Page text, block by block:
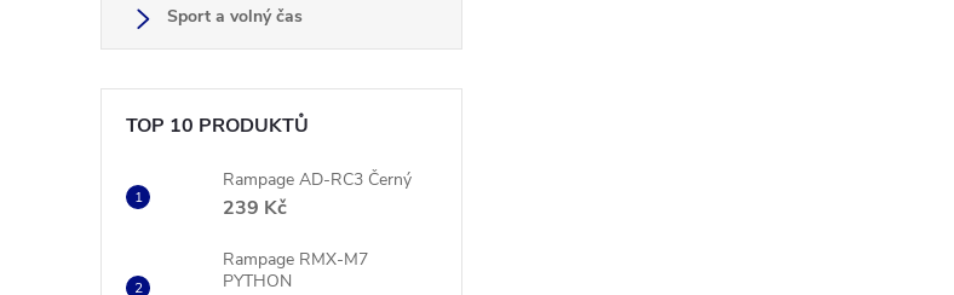
Sport a volný čas
TOP 10 PRODUKTŮ
Rampage AD-RC3 Černý
239 Kč
Rampage RMX-M7
PYTHON